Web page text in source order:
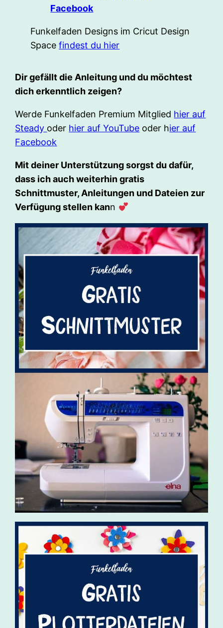
Facebook
Funkelfaden Designs im Cricut Design
Spacefindest du hier
Dir gefällt die Anleitung und du möchtest
dich erkenntlich zeigen?
Werde Funkelfaden Premium Mitglied hier auf
Steady oder hier auf YouTube oder hier auf
Facebook
Mit deiner Unterstützung sorgst du dafür,
dass ich auch weiterhin gratis
Schnittmuster, Anleitungen und Dateien zur
Verfügung stellen kann